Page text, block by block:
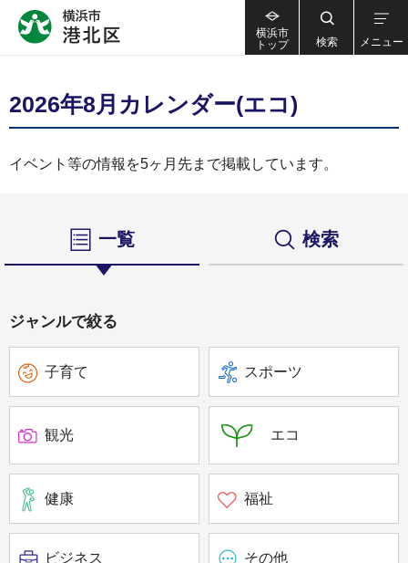
横浜市
トップ
検索 メニュー
2026年8月カレンダー(エコ)
イベント等の情報を5ヶ月先まで掲載しています。
一覧 検索
ジャンルで絞る
子育て スポーツ
観光 エコ
健康 福祉
ビジネス その他